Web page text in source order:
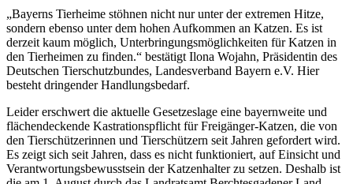
„Bayerns Tierheime stöhnen nicht nur unter der extremen Hitze,
sondern ebenso unter dem hohen Aufkommen an Katzen. Es ist
derzeit kaum möglich, Unterbringungsmöglichkeiten für Katzen in
den Tierheimen zu finden.“ bestätigt Ilona Wojahn, Präsidentin des
Deutschen Tierschutzbundes, Landesverband Bayern e.V. Hier
besteht dringender Handlungsbedarf.
Leider erschwert die aktuelle Gesetzeslage eine bayernweite und
flächendeckende Kastrationspflicht für Freigänger-Katzen, die von
den Tierschützerinnen und Tierschützern seit Jahren gefordert wird.
Es zeigt sich seit Jahren, dass es nicht funktioniert, auf Einsicht und
Verantwortungsbewusstsein der Katzenhalter zu setzen. Deshalb ist